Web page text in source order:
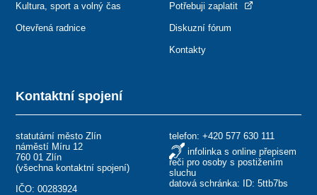
Kontaktní spojení
statutární město Zlín
náměstí Míru 12
760 01 Zlín
(všechna kontaktní spojení)
IČO: 00283924
telefon: +420 577 630 111
infolinka s online přepisem
řeči pro osoby s postižením
sluchu
datová schránka: ID: 5ttb7bs
Kultura, sport a volný čas
Otevřená radnice
Potřebuji zaplatit
Diskuzní fórum
Kontakty